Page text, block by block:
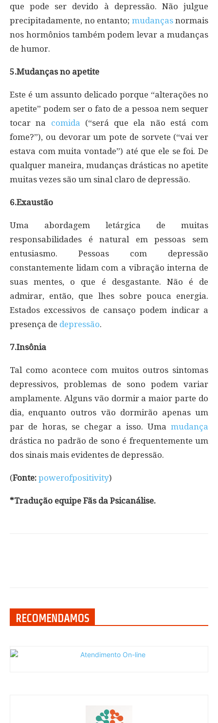
que pode ser devido à depressão. Não julgue
precipitadamente, no entanto; mudanças normais
nos hormônios também podem levar a mudanças
de humor.
5.Mudanças no apetite
Este é um assunto delicado porque “alterações no
apetite” podem ser o fato de a pessoa nem sequer
tocar na comida (“será que ela não está com
fome?”), ou devorar um pote de sorvete (“vai ver
estava com muita vontade”) até que ele se foi. De
qualquer maneira, mudanças drásticas no apetite
muitas vezes são um sinal claro de depressão.
6.Exaustão
Uma abordagem letárgica de muitas
responsabilidades é natural em pessoas sem
entusiasmo. Pessoas com depressão
constantemente lidam com a vibração interna de
suas mentes, o que é desgastante. Não é de
admirar, então, que lhes sobre pouca energia.
Estados excessivos de cansaço podem indicar a
presença de depressão.
7.Insônia
Tal como acontece com muitos outros sintomas
depressivos, problemas de sono podem variar
amplamente. Alguns vão dormir a maior parte do
dia, enquanto outros vão dormirão apenas um
par de horas, se chegar a isso. Uma mudança
drástica no padrão de sono é frequentemente um
dos sinais mais evidentes de depressão.
(Fonte: powerofpositivity)
*Tradução equipe Fãs da Psicanálise.
RECOMENDAMOS